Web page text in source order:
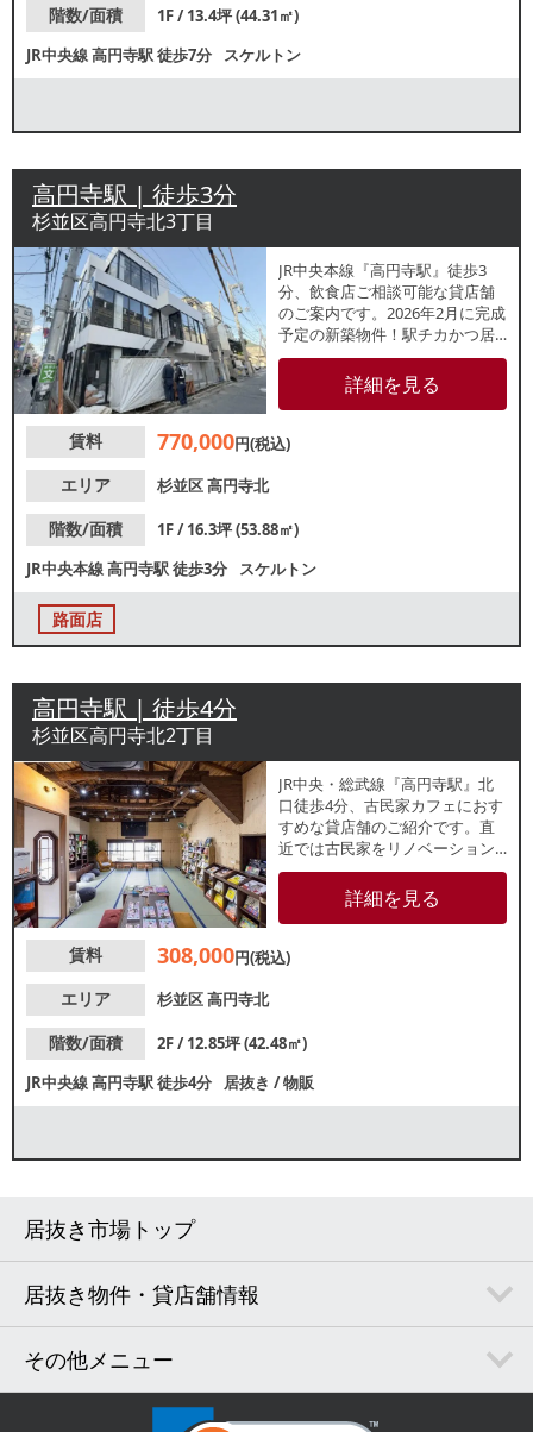
階数/面積
1F / 13.4坪 (44.31㎡)
JR中央線高円寺駅徒歩7分 スケルトン
高円寺駅 | 徒歩3分
杉並区高円寺北3丁目
JR中央本線『高円寺駅』徒歩3
分、飲食店ご相談可能な貸店舗
のご案内です。2026年2月に完成
予定の新築物件！駅チカかつ居
酒屋やカフェを中心に様々な飲
食店が並んでいる「セントラル
ロード」内に位置しているため
ます。詳細はレスタンダードま
詳細を見る
賃料 770,000円(税込)
エリア
杉並区高円寺北
階数/面積
1F / 16.3坪 (53.88㎡)
JR中央本線高円寺駅徒歩3分 スケルトン
路面店
高円寺駅 | 徒歩4分
杉並区高円寺北2丁目
JR中央・総武線『高円寺駅』北
口徒歩4分、古民家カフェにおす
すめな貸店舗のご紹介です。直
近では古民家をリノベーション
した本屋が営業しておりまし
た。2階部分ながら天井高2.5m超
えの明るい空間です。多くの店
沿いの2階店舗！諸条件等、お気
詳細を見る
賃料 308,000円(税込)
エリア
杉並区高円寺北
階数/面積
2F / 12.85坪 (42.48㎡)
JR中央線高円寺駅徒歩4分 居抜き /物販
居抜き市場トップ
居抜き物件・貸店舗情報
その他メニュー